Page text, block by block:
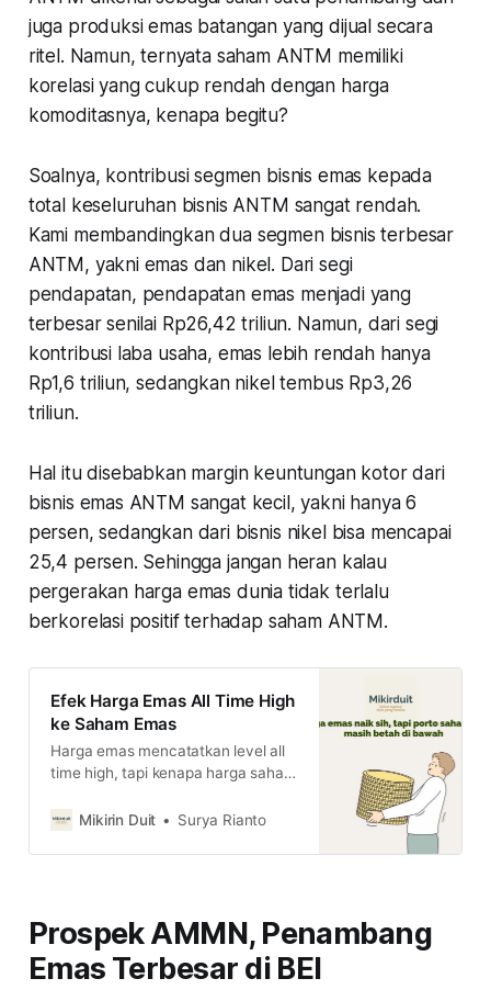
juga produksi emas batangan yang dijual secara
ritel. Namun, ternyata saham ANTM memiliki
korelasi yang cukup rendah dengan harga
komoditasnya, kenapa begitu?
Soalnya, kontribusi segmen bisnis emas kepada
total keseluruhan bisnis ANTM sangat rendah.
Kami membandingkan dua segmen bisnis terbesar
ANTM, yakni emas dan nikel. Dari segi
pendapatan, pendapatan emas menjadi yang
terbesar senilai Rp26,42 triliun. Namun, dari segi
kontribusi laba usaha, emas lebih rendah hanya
Rp1,6 triliun, sedangkan nikel tembus Rp3,26
triliun.
Hal itu disebabkan margin keuntungan kotor dari
bisnis emas ANTM sangat kecil, yakni hanya 6
persen, sedangkan dari bisnis nikel bisa mencapai
25,4 persen. Sehingga jangan heran kalau
pergerakan harga emas dunia tidak terlalu
berkorelasi positif terhadap saham ANTM.
Efek Harga Emas All Time High
ke Saham Emas
Harga emas mencatatkan level all
time high, tapi kenapa harga saham
penjelasan lengkapnya di sini.
Mikirin Duit Surya Rianto
Prospek AMMN, Penambang
Emas Terbesar di BEI